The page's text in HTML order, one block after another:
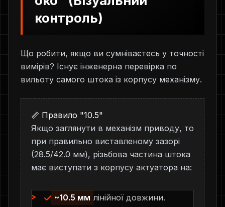
контроль)
Що робити, якщо ви сумніваєтесь у точності
вимірів? Існує інженерна перевірка по
вильоту самого штока із корпусу механізму.
📏 Правило "10.5"
Якщо заглянути в механізм приводу, то
при правильно виставленому зазорі
(28.5/42.0 мм), різьбова частина штока
має виступати з корпусу актуатора на:
~10.5 мм лінійної довжини.